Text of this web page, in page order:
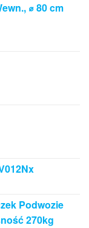
⌀ 80 cm
Podwozie
270kg